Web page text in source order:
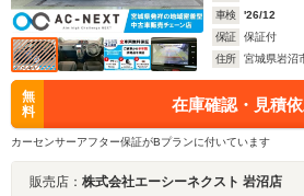
車検
'26/12
保証
保証付
住所
宮城県岩沼
無
料
在庫確認・見積
カーセンサーアフター保証がBプランに付いています
販売店： 株式会社エーシーネクスト 岩沼店